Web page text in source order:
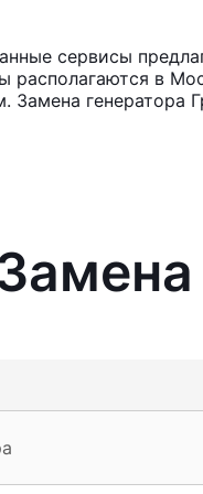
сервисы
располагаются в
Замена генератора